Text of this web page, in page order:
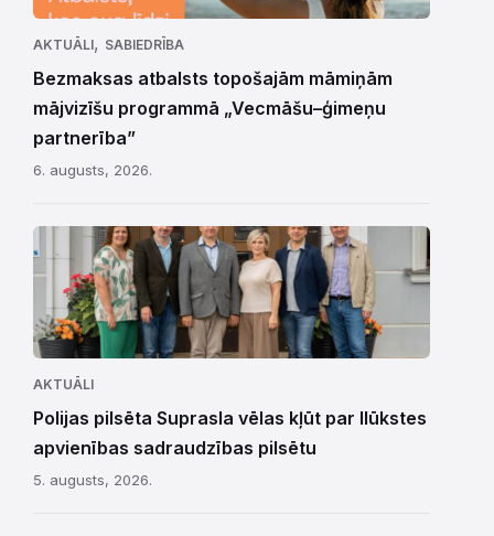
AKTUĀLI, SABIEDRĪBA
Bezmaksas atbalsts topošajām māmiņām
mājvizīšu programmā „Vecmāšu–ģimeņu
partnerība”
6. augusts, 2026.
AKTUĀLI
Polijas pilsēta Suprasla vēlas kļūt par Ilūkstes
apvienības sadraudzības pilsētu
5. augusts, 2026.